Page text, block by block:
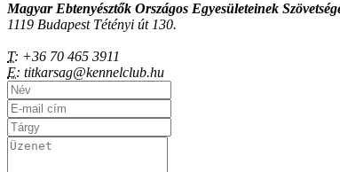
Magyar Ebtenyésztők Országos Egyesületeinek
1119 Budapest Tétényi út 130.
T: +36 70 465 3911
E: titkarsag@kennelclub.hu